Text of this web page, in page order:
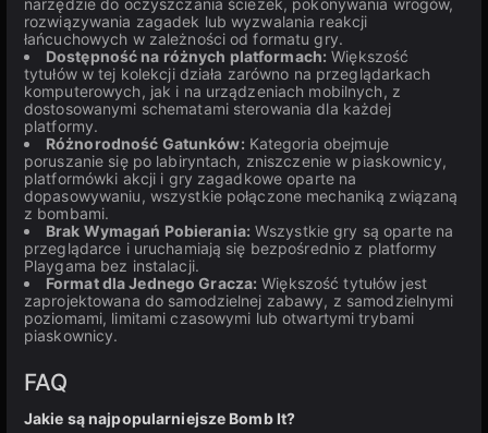
narzędzie do oczyszczania ścieżek, pokonywania wrogów,
rozwiązywania zagadek lub wyzwalania reakcji
łańcuchowych w zależności od formatu gry.
Dostępność na różnych platformach: Większość
tytułów w tej kolekcji działa zarówno na przeglądarkach
komputerowych, jak i na urządzeniach mobilnych, z
dostosowanymi schematami sterowania dla każdej
platformy.
Różnorodność Gatunków: Kategoria obejmuje
poruszanie się po labiryntach, zniszczenie w piaskownicy,
platformówki akcji i gry zagadkowe oparte na
dopasowywaniu, wszystkie połączone mechaniką związaną
z bombami.
Brak Wymagań Pobierania: Wszystkie gry są oparte na
przeglądarce i uruchamiają się bezpośrednio z platformy
Playgama bez instalacji.
Format dla Jednego Gracza: Większość tytułów jest
zaprojektowana do samodzielnej zabawy, z samodzielnymi
poziomami, limitami czasowymi lub otwartymi trybami
piaskownicy.
FAQ
Jakie są najpopularniejsze Bomb It?